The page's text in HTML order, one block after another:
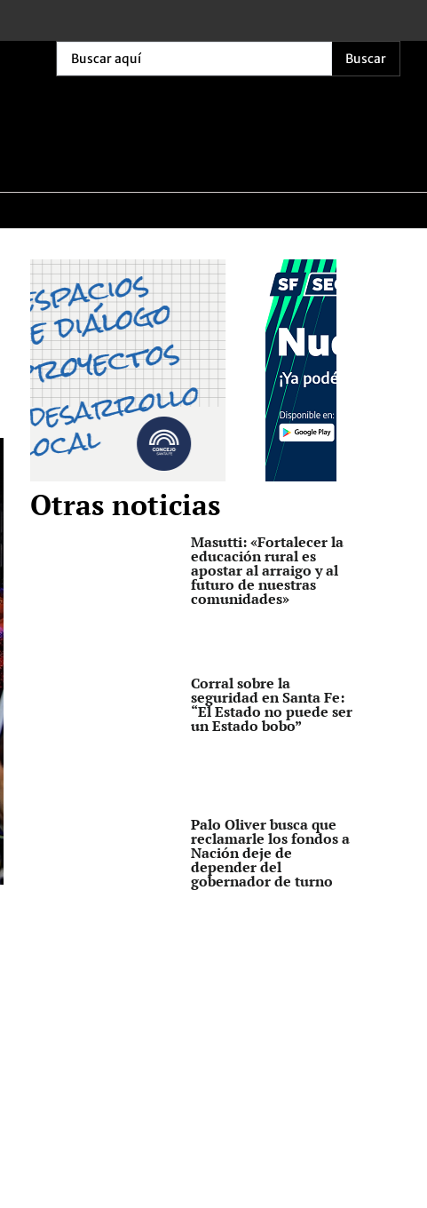
Buscar
Otras noticias
Masutti: «Fortalecer la
educación rural es
apostar al arraigo y al
futuro de nuestras
comunidades»
Corral sobre la
seguridad en Santa Fe:
“El Estado no puede ser
un Estado bobo”
Palo Oliver busca que
reclamarle los fondos a
Nación deje de
depender del
gobernador de turno